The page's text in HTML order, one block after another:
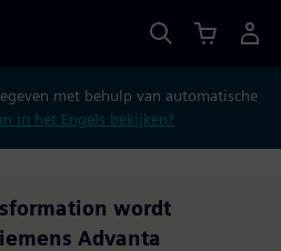
met behulp van automatische
in het Engels bekijken?
wordt
Advanta